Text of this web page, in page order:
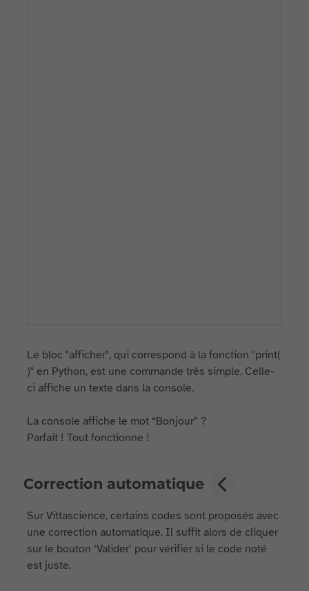
Le bloc "afficher", qui correspond à la fonction "print(
)" en Python, est une commande très simple. Celle-
ci affiche un texte dans la console.
La console affiche le mot “Bonjour” ?
Parfait ! Tout fonctionne !
Correction automatique
Sur Vittascience, certains codes sont proposés avec
une correction automatique. Il suffit alors de cliquer
sur le bouton ‘Valider’ pour vérifier si le code noté
est juste.